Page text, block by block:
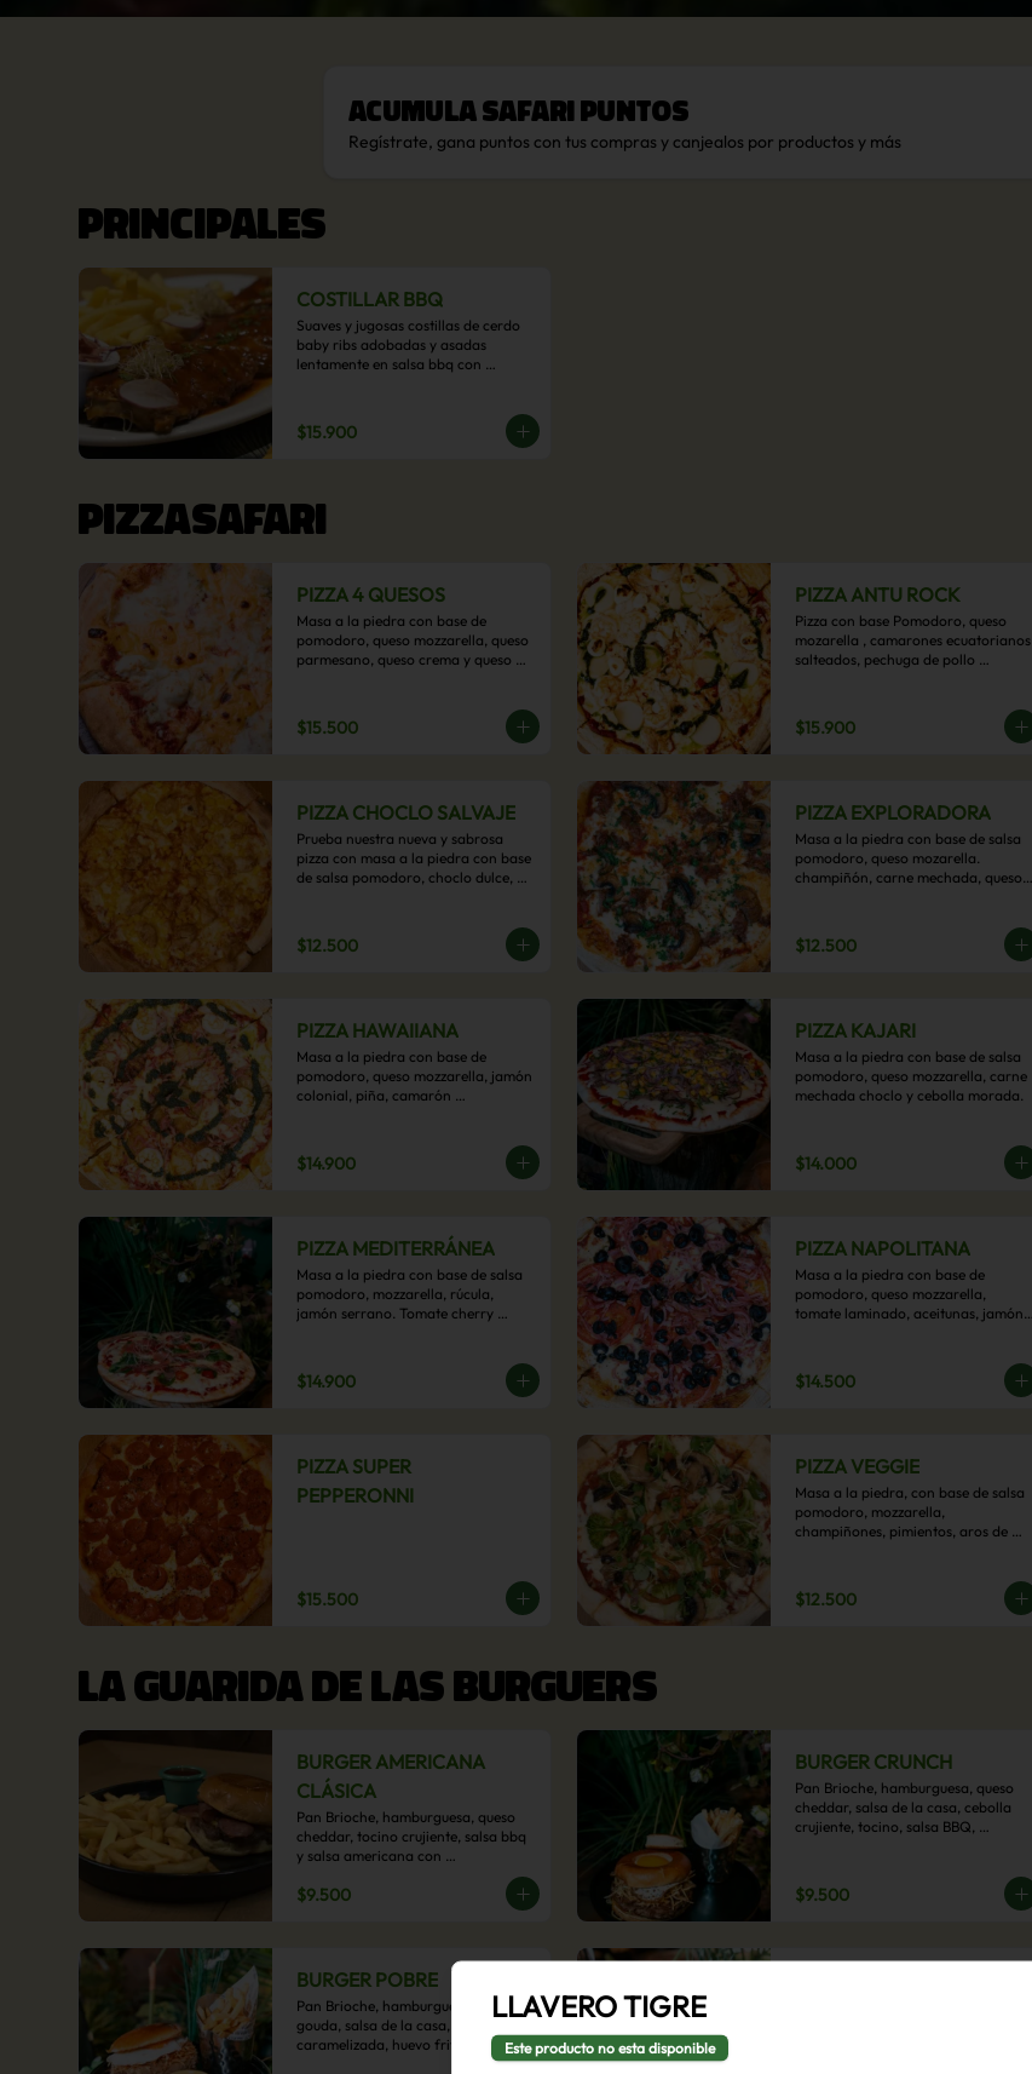
AcumulaSafari Puntos
Regístrate, gana puntos con tus compras y canjealos por productos y más
PRINCIPALES
COSTILLAR BBQ
Suaves y jugosas costillas de cerdo
baby ribs adobadas y asadas
lentamente en salsa bbq con
tradicional, Puré picante, Verduras
salteadas, Papas parmentier, Papas
$15.900
PIZZASAFARI
PIZZA 4 QUESOS
Masa a la piedra con base de
pomodoro, queso mozzarella, queso
parmesano, queso crema y queso
$15.500
PIZZA ANTU ROCK
Pizza con base Pomodoro, queso
mozarella , camarones ecuatorianos
salteados, pechuga de pollo
casero.
$15.900
PIZZA CHOCLO SALVAJE
Prueba nuestra nueva y sabrosa
pizza con masa a la piedra con base
de salsa pomodoro, choclo dulce,
$12.500
PIZZA EXPLORADORA
Masa a la piedra con base de salsa
pomodoro, queso mozarella.
champiñón, carne mechada, queso
$12.500
PIZZA HAWAIIANA
Masa a la piedra con base de
pomodoro, queso mozzarella, jamón
colonial, piña, camarón
casero.
$14.900
PIZZA KAJARI
Masa a la piedra con base de salsa
pomodoro, queso mozzarella, carne
mechada choclo y cebolla morada.
$14.000
PIZZA MEDITERRÁNEA
Masa a la piedra con base de salsa
pomodoro, mozzarella, rúcula,
jamón serrano. Tomate cherry
$14.900
PIZZA NAPOLITANA
Masa a la piedra con base de
pomodoro, queso mozzarella,
tomate laminado, aceitunas, jamón
$14.500
PIZZA SUPER
PEPPERONNI
$15.500
PIZZA VEGGIE
Masa a la piedra, con base de salsa
pomodoro, mozzarella,
champiñones, pimientos, aros de
$12.500
LA GUARIDA DE LAS BURGUERS
BURGER AMERICANA
CLÁSICA
Pan Brioche, hamburguesa, queso
cheddar, tocino crujiente, salsa bbq
y salsa americana con
acompañamiento de papas fritas.
$9.500
BURGER CRUNCH
Pan Brioche, hamburguesa, queso
cheddar, salsa de la casa, cebolla
crujiente, tocino, salsa BBQ,
$9.500
BURGER POBRE
Pan Brioche, hamburguesa, queso
gouda, salsa de la casa, cebolla
caramelizada, huevo frito, y papa
hilo, acompañado de papas fritas.
LLAVERO TIGRE
Este producto no esta disponible